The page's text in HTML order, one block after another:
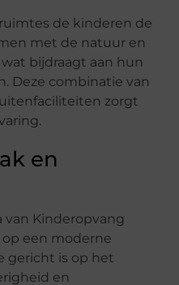
de kinderen de
met de natuur en
bijdraagt aan hun
Deze combinatie van
zorgt
en
Kinderopvang
een moderne
gericht is op het
en